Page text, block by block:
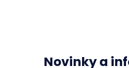
Novinky a